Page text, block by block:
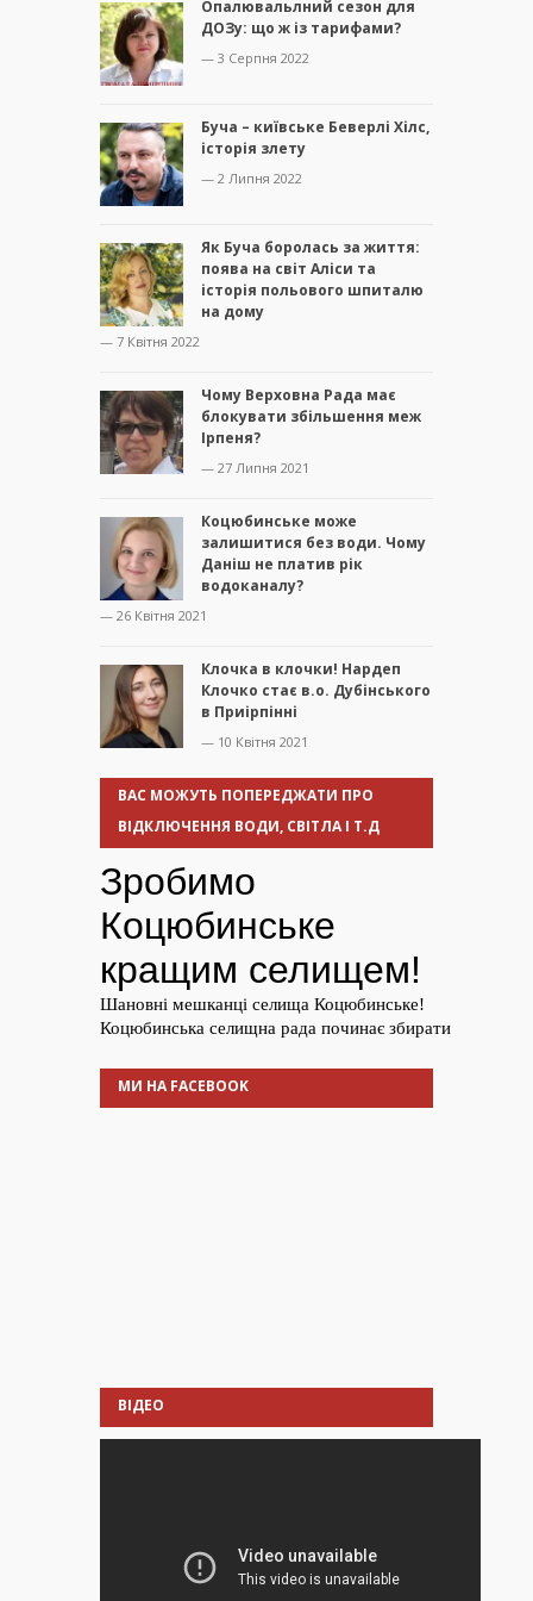
Опалювальлний сезон для
ДОЗу: що ж із тарифами?
— 3 Серпня 2022
Буча – київське Беверлі Хілс,
історія злету
— 2 Липня 2022
Як Буча боролась за життя:
поява на світ Аліси та
історія польового шпиталю
на дому
— 7 Квітня 2022
Чому Верховна Рада має
блокувати збільшення меж
Ірпеня?
— 27 Липня 2021
Коцюбинське може
залишитися без води. Чому
Даніш не платив рік
водоканалу?
— 26 Квітня 2021
Клочка в клочки! Нардеп
Клочко стає в.о. Дубінського
в Приірпінні
— 10 Квітня 2021
ВАС МОЖУТЬ ПОПЕРЕДЖАТИ ПРО
ВІДКЛЮЧЕННЯ ВОДИ, СВІТЛА І Т.Д
МИ НА FACEBOOK
ВІДЕО